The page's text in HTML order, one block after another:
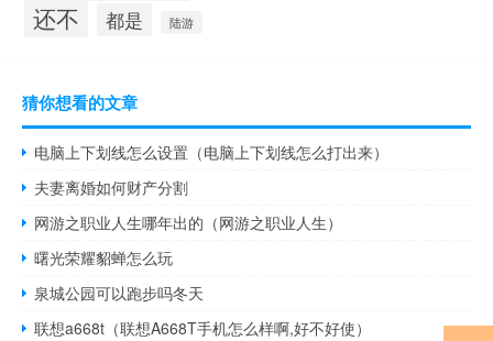
还不 都是 陆游
猜你想看的文章
电脑上下划线怎么设置（电脑上下划线怎么打出来）
夫妻离婚如何财产分割
网游之职业人生哪年出的（网游之职业人生）
曙光荣耀貂蝉怎么玩
泉城公园可以跑步吗冬天
联想a668t（联想A668T手机怎么样啊,好不好使）